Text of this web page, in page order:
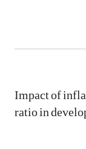
Impact of
ratio in